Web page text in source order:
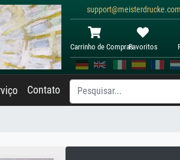
Carrinho de ComprasFavoritos
Contato